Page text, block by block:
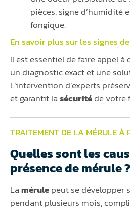
pièces, signe d’humidité
fongique.
En savoir plus sur les signes
Il est essentiel de faire appel à
un diagnostic exact et une
L’intervention d’experts
et garantit lasécuritéde votre
TRAITEMENT DE LA MÉRULE À
Quelles sont les
présence de mérule ?
Lamérulepeut se développer
pendant plusieurs mois,